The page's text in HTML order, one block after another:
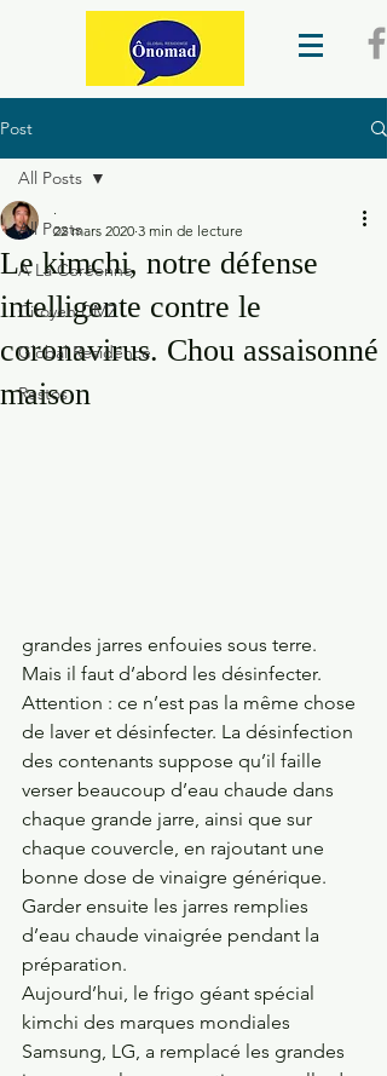
Post
All Posts
A La Coréenne
Citoyen DMZ
Global Residence
Restos
All Posts
Le kimchi, notre défense
intelligente contre le
coronavirus. Chou assaisonné
maison
.
22 mars 2020 3 min de lecture
grandes jarres enfouies sous terre.
Mais il faut d’abord les désinfecter.
Attention : ce n’est pas la même chose
de laver et désinfecter. La désinfection
des contenants suppose qu’il faille
verser beaucoup d’eau chaude dans
chaque grande jarre, ainsi que sur
chaque couvercle, en rajoutant une
bonne dose de vinaigre générique.
Garder ensuite les jarres remplies
d’eau chaude vinaigrée pendant la
préparation.
Aujourd’hui, le frigo géant spécial
kimchi des marques mondiales
Samsung, LG, a remplacé les grandes